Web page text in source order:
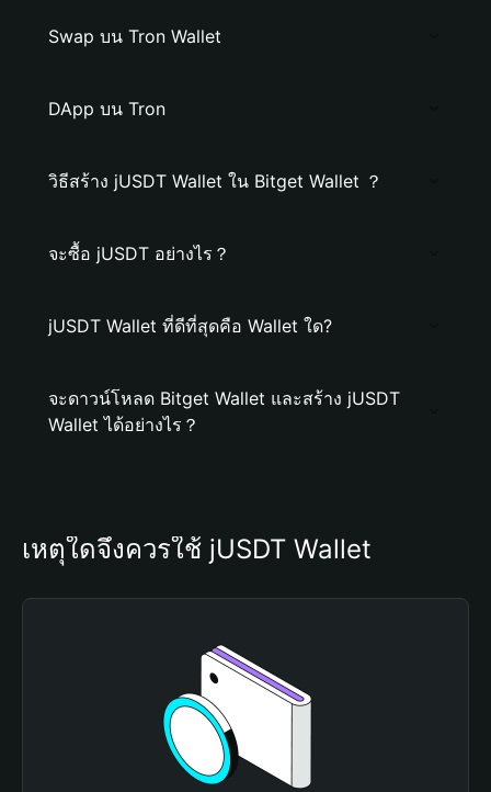
Swap บน Tron Wallet
DApp บน Tron
วิธีสร้าง jUSDT Wallet ใน Bitget Wallet ？
จะซื้อ jUSDT อย่างไร？
jUSDT Wallet ที่ดีที่สุดคือ Wallet ใด?
จะดาวน์โหลด Bitget Wallet และสร้าง jUSDT
Wallet ได้อย่างไร？
เหตุใดจึงควรใช้ jUSDT Wallet